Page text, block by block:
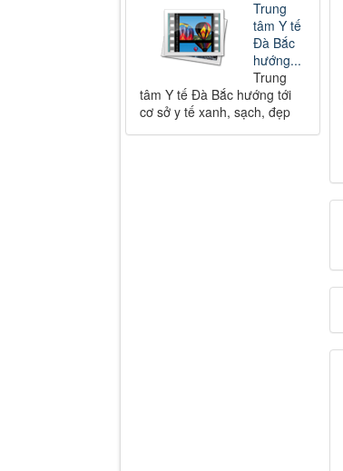
Trung
tâm Y tế
Đà Bắc
hướng...
Trung
tâm Y tế Đà Bắc hướng tới
cơ sở y tế xanh, sạch, đẹp